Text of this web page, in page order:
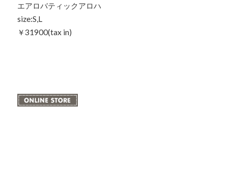
エアロバティックアロハ
size:S,L
￥31900(tax in)